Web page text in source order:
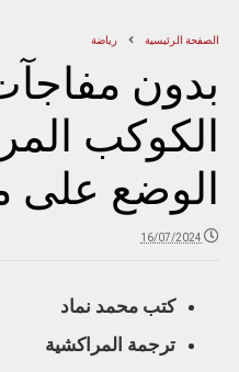
الصفحة الرئيسية رياضة
بدون
الكوكب
الوضع على
16/07/2024
كتب محمد نماد
ترجمة المراكشية